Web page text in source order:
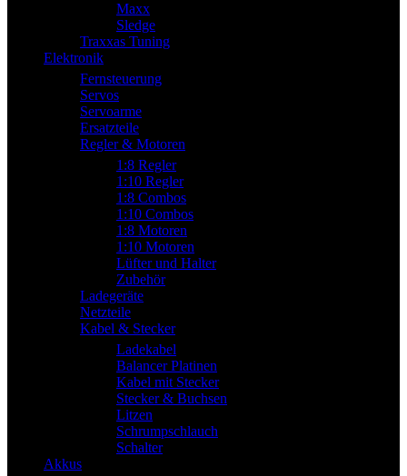
Maxx
Sledge
Traxxas Tuning
Elektronik
Fernsteuerung
Servos
Servoarme
Ersatzteile
Regler & Motoren
1:8 Regler
1:10 Regler
1:8 Combos
1:10 Combos
1:8 Motoren
1:10 Motoren
Lüfter und Halter
Zubehör
Ladegeräte
Netzteile
Kabel & Stecker
Ladekabel
Balancer Platinen
Kabel mit Stecker
Stecker & Buchsen
Litzen
Schrumpschlauch
Schalter
Akkus